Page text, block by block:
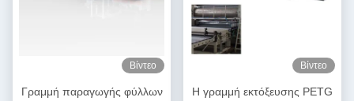
Βίντεο
Γραμμή παραγωγής φύλλων
Βίντεο
Η γραμμή εκτόξευσης PETG